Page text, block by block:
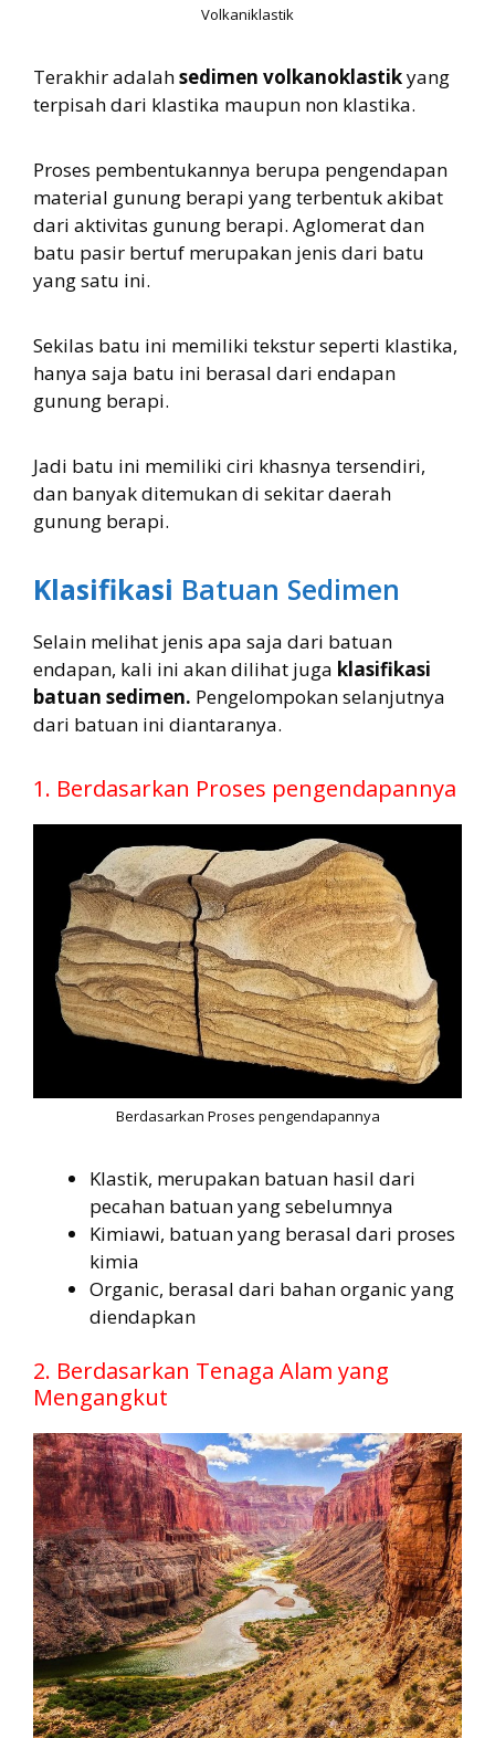
Volkaniklastik
Terakhir adalahsedimen volkanoklastikyang
terpisah dari klastika maupun non klastika.
Proses pembentukannya berupa pengendapan
material gunung berapi yang terbentuk akibat
dari aktivitas gunung berapi. Aglomerat dan
batu pasir bertuf merupakan jenis dari batu
yang satu ini.
Sekilas batu ini memiliki tekstur seperti klastika,
hanya saja batu ini berasal dari endapan
gunung berapi.
Jadi batu ini memiliki ciri khasnya tersendiri,
dan banyak ditemukan di sekitar daerah
gunung berapi.
Klasifikasi Batuan Sedimen
Selain melihat jenis apa saja dari batuan
endapan, kali ini akan dilihat juga klasifikasi
batuan sedimen. Pengelompokan selanjutnya
dari batuan ini diantaranya.
1. Berdasarkan Proses pengendapannya
Berdasarkan Proses pengendapannya
Klastik, merupakan batuan hasil dari
pecahan batuan yang sebelumnya
Kimiawi, batuan yang berasal dari proses
kimia
Organic, berasal dari bahan organic yang
diendapkan
2. Berdasarkan Tenaga Alam yang
Mengangkut